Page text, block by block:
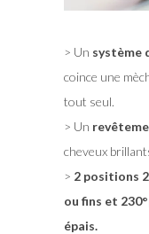
> Un système
coince une
tout seul.
> Un
cheveux
> 2 positions
ou fins et
épais.